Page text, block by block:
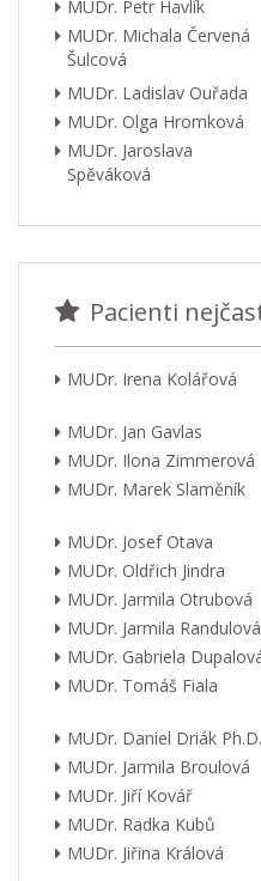
MUDr. Petr Havlík
MUDr. Michala Červená
Šulcová
MUDr. Ladislav Ouřada
MUDr. Olga Hromková
MUDr. Jaroslava
Spěváková
Pacienti
MUDr. Irena Kolářová
MUDr. Jan Gavlas
MUDr. Ilona Zimmerová
MUDr. Marek Slaměník
MUDr. Josef Otava
MUDr. Oldřich Jindra
MUDr. Jarmila Otrubová
MUDr. Jarmila Randulová
MUDr. Gabriela
MUDr. Tomáš Fiala
MUDr. Daniel Driák Ph.D.
MUDr. Jarmila Broulová
MUDr. Jiří Kovář
MUDr. Radka Kubů
MUDr. Jiřina Králová